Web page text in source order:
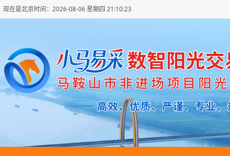
现在是北京时间： 2026-08-06 星期四 21:10:23